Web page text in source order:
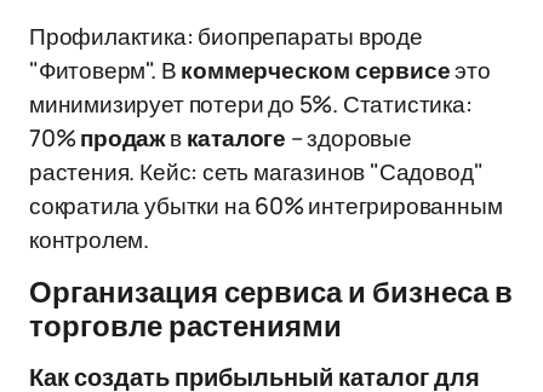
Профилактика: биопрепараты вроде
"Фитоверм". Вкоммерческомсервисеэто
минимизирует потери до 5%. Статистика:
70%продажвкаталоге – здоровые
растения. Кейс: сеть магазинов "Садовод"
сократила убытки на 60% интегрированным
контролем.
Организация сервиса и бизнеса в
торговле растениями
Как создать прибыльный каталог для